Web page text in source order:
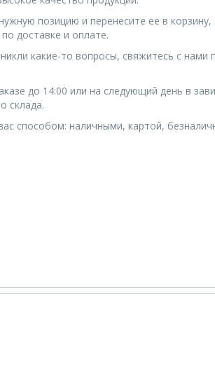
позицию и перенесите ее в
доставке и оплате.
какие-то вопросы, свяжитесь с нами
до 14:00 или на следующий день в
склада.
способом: наличными, картой,